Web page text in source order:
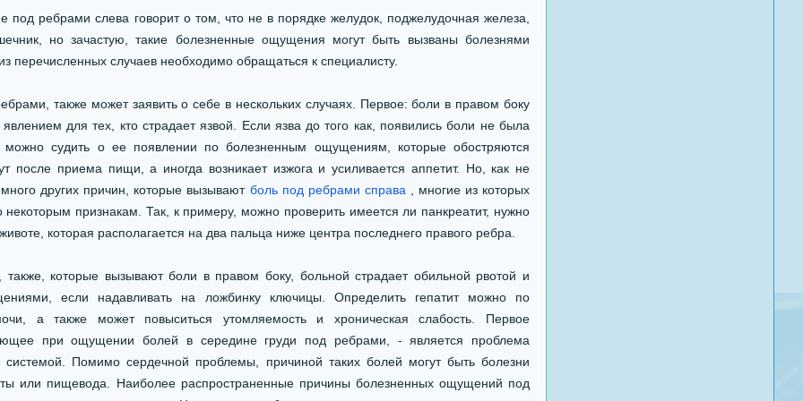
ребрами слева говорит о том, что не в порядке желудок, поджелудочная железа,
но зачастую, такие болезненные ощущения могут быть вызваны болезнями
перечисленных случаев необходимо обращаться к специалисту.
также может заявить о себе в нескольких случаях. Первое: боли в правом боку
для тех, кто страдает язвой. Если язва до того как, появились боли не была
можно судить о ее появлении по болезненным ощущениям, которые обостряются
после приема пищи, а иногда возникает изжога и усиливается аппетит. Но, как не
других причин, которые вызывают боль под ребрами справа , многие из которых
признакам. Так, к примеру, можно проверить имеется ли панкреатит, нужно
которая располагается на два пальца ниже центра последнего правого ребра.
которые вызывают боли в правом боку, больной страдает обильной рвотой и
если надавливать на ложбинку ключицы. Определить гепатит можно по
а также может повыситься утомляемость и хроническая слабость. Первое
при ощущении болей в середине груди под ребрами, - является проблема
системой. Помимо сердечной проблемы, причиной таких болей могут быть болезни
или пищевода. Наиболее распространенные причины болезненных ощущений под